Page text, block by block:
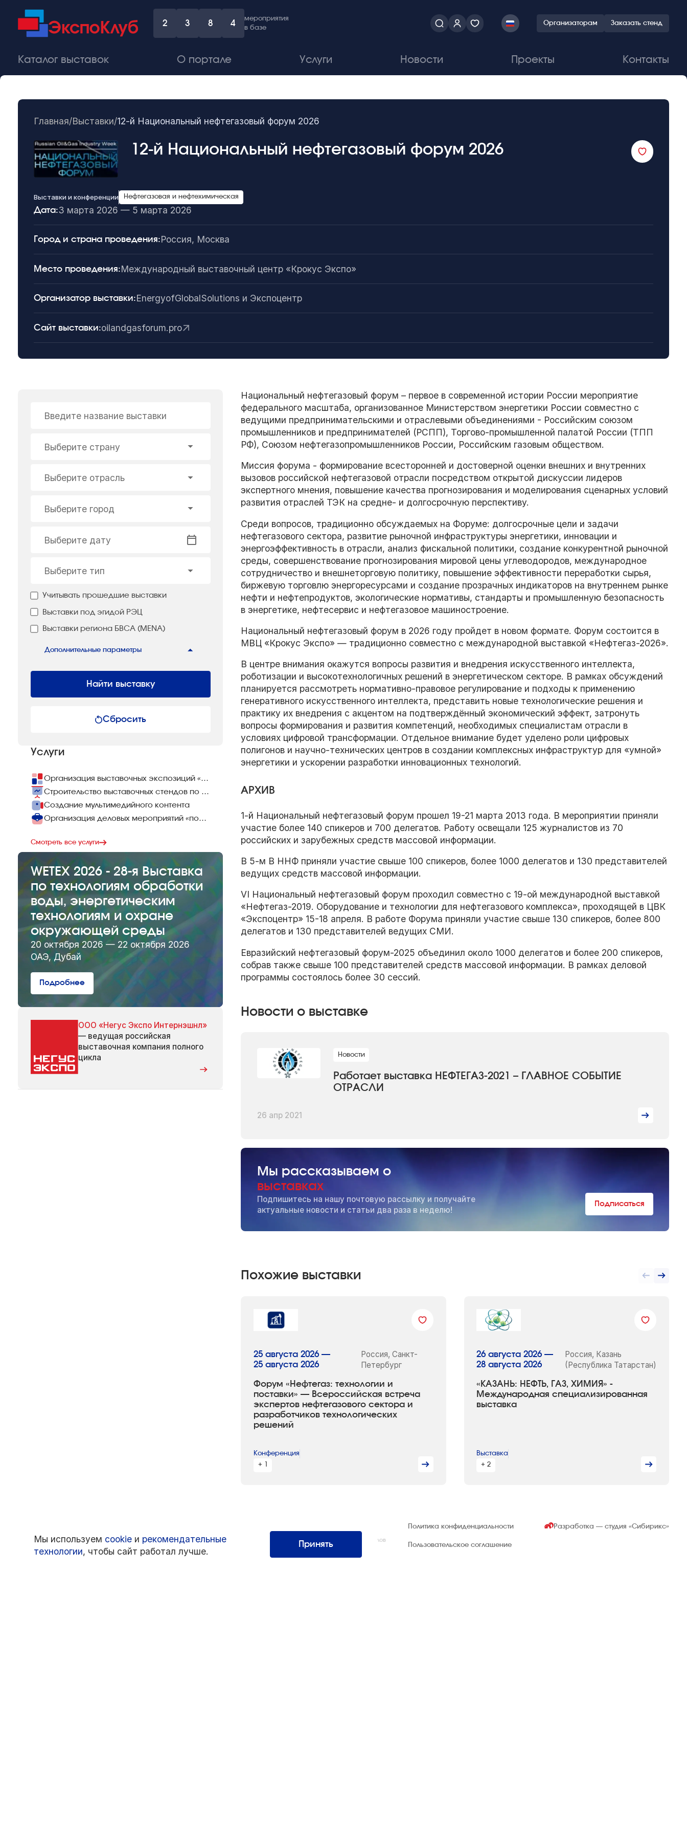
2 3 8 4
мероприятия
в базе
Организаторам Заказать стенд
Каталог выставок О портале Услуги Новости Проекты Контакты
Главная/Выставки/12-й Национальный нефтегазовый форум 2026
12-й Национальный нефтегазовый форум 2026
Выставки и конференции Нефтегазовая и нефтехимическая
Дата:3 марта 2026 — 5 марта 2026
Город и страна проведения:Россия, Москва
Место проведения:Международный выставочный центр «Крокус Экспо»
Организатор выставки:EnergyofGlobalSolutions и Экспоцентр
Сайт выставки:oilandgasforum.pro
Введите название выставки
Выберите страну
Выберите отрасль
Выберите город
Выберите дату
Выберите тип
Учитывать прошедшие выставки
Выставки под эгидой РЭЦ
Выставки региона БВСА (MENA)
Дополнительные параметры
Найти выставку
Сбросить
Услуги
Организация выставочных экспозиций «под ключ»
Строительство выставочных стендов по всему миру
Создание мультимедийного контента
Организация деловых мероприятий «под ключ»
Смотреть все услуги
WETEX 2026 - 28-я Выставка
по технологиям обработки
воды, энергетическим
технологиям и охране
окружающей среды
20 октября 2026 — 22 октября 2026
ОАЭ, Дубай
Подробнее
ООО «Негус Экспо Интернэшнл»
— ведущая российская
выставочная компания полного
цикла
Национальный нефтегазовый форум – первое в современной истории России мероприятие
федерального масштаба, организованное Министерством энергетики России совместно с
ведущими предпринимательскими и отраслевыми объединениями - Российским союзом
промышленников и предпринимателей (РСПП), Торгово-промышленной палатой России (ТПП
РФ), Союзом нефтегазопромышленников России, Российским газовым обществом.
Миссия форума - формирование всесторонней и достоверной оценки внешних и внутренних
вызовов российской нефтегазовой отрасли посредством открытой дискуссии лидеров
экспертного мнения, повышение качества прогнозирования и моделирования сценарных условий
развития отраслей ТЭК на средне- и долгосрочную перспективу.
Среди вопросов, традиционно обсуждаемых на Форуме: долгосрочные цели и задачи
нефтегазового сектора, развитие рыночной инфраструктуры энергетики, инновации и
энергоэффективность в отрасли, анализ фискальной политики, создание конкурентной рыночной
среды, совершенствование прогнозирования мировой цены углеводородов, международное
сотрудничество и внешнеторговую политику, повышение эффективности переработки сырья,
биржевую торговлю энергоресурсами и создание прозрачных индикаторов на внутреннем рынке
нефти и нефтепродуктов, экологические нормативы, стандарты и промышленную безопасность
в энергетике, нефтесервис и нефтегазовое машиностроение.
Национальный нефтегазовый форум в 2026 году пройдет в новом формате. Форум состоится в
МВЦ «Крокус Экспо» — традиционно совместно с международной выставкой «Нефтегаз-2026».
В центре внимания окажутся вопросы развития и внедрения искусственного интеллекта,
роботизации и высокотехнологичных решений в энергетическом секторе. В рамках обсуждений
планируется рассмотреть нормативно-правовое регулирование и подходы к применению
генеративного искусственного интеллекта, представить новые технологические решения и
практику их внедрения с акцентом на подтверждённый экономический эффект, затронуть
вопросы формирования и развития компетенций, необходимых специалистам отрасли в
условиях цифровой трансформации. Отдельное внимание будет уделено роли цифровых
полигонов и научно-технических центров в создании комплексных инфраструктур для «умной»
энергетики и ускорении разработки инновационных технологий.
АРХИВ
1-й Национальный нефтегазовый форум прошел 19-21 марта 2013 года. В мероприятии приняли
участие более 140 спикеров и 700 делегатов. Работу освещали 125 журналистов из 70
российских и зарубежных средств массовой информации.
В 5-м В ННФ приняли участие свыше 100 спикеров, более 1000 делегатов и 130 представителей
ведущих средств массовой информации.
VI Национальный нефтегазовый форум проходил совместно с 19-ой международной выставкой
«Нефтегаз-2019. Оборудование и технологии для нефтегазового комплекса», проходящей в ЦВК
«Экспоцентр» 15-18 апреля. В работе Форума приняли участие свыше 130 спикеров, более 800
делегатов и 130 представителей ведущих СМИ.
Евразийский нефтегазовый форум-2025 объединил около 1000 делегатов и более 200 спикеров,
собрав также свыше 100 представителей средств массовой информации. В рамках деловой
программы состоялось более 30 сессий.
Новости о выставке
Новости
26 апр 2021
Работает выставка НЕФТЕГАЗ-2021 – ГЛАВНОЕ СОБЫТИЕ
ОТРАСЛИ
Мы рассказываем о
выставках
Подпишитесь на нашу почтовую рассылку и получайте
актуальные новости и статьи два раза в неделю!
Подписаться
Похожие выставки
Форум «Нефтегаз: технологии и
поставки» — Всероссийская встреча
экспертов нефтегазового сектора и
разработчиков технологических
решений
25 августа 2026 —
25 августа 2026
Россия, Санкт-
Петербург
Конференция
+ 1
«КАЗАНЬ: НЕФТЬ, ГАЗ, ХИМИЯ» -
Международная специализированная
выставка
26 августа 2026 —
28 августа 2026
Россия, Казань
(Республика Татарстан)
Выставка
+ 2
Интернэшнл»
Все права защищены. Использование материалов
возможно только со ссылкой на источник.
Политика конфиденциальности
Пользовательское соглашение
Разработка — студия«Сибирикс»
Мы используем cookie и рекомендательные
технологии, чтобы сайт работал лучше.
Принять